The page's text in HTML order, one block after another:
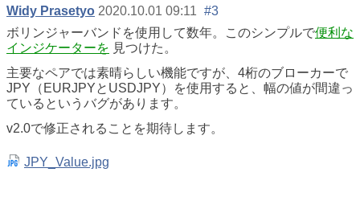
Widy Prasetyo 2020.10.01 09:11 #3
ボリンジャーバンドを使用して数年。このシンプルで便利な
インジケーターを 見つけた。
主要なペアでは素晴らしい機能ですが、4桁のブローカーで
JPY（EURJPYとUSDJPY）を使用すると、幅の値が間違っ
ているというバグがあります。
v2.0で修正されることを期待します。
JPY_Value.jpg